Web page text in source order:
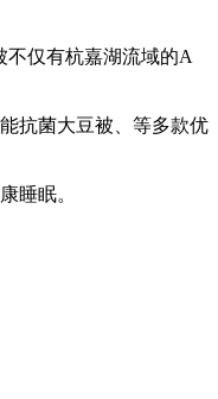
不仅有杭嘉湖流域的A
抗菌大豆被、等多款优
睡眠。